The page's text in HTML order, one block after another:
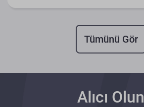
Tümünü Gör
Alıcı Olun